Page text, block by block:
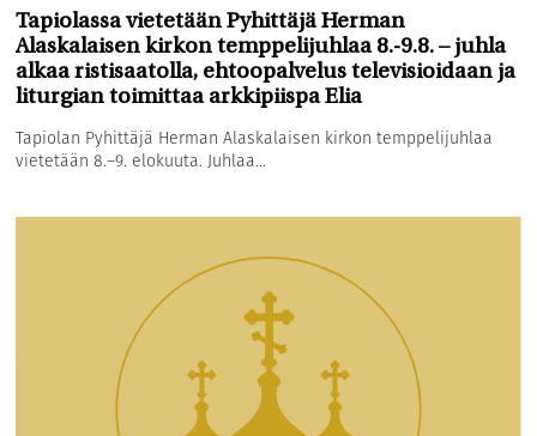
Tapiolassa vietetään Pyhittäjä Herman
Alaskalaisen kirkon temppelijuhlaa 8.-9.8. – juhla
alkaa ristisaatolla, ehtoopalvelus televisioidaan ja
liturgian toimittaa arkkipiispa Elia
Tapiolan Pyhittäjä Herman Alaskalaisen kirkon temppelijuhlaa
vietetään 8.–9. elokuuta. Juhlaa...